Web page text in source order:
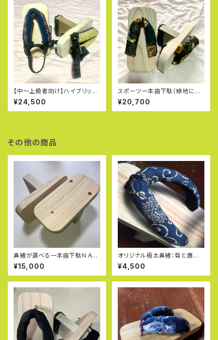
【中〜上級者向け】ハイブリッド
スポーツ一本歯下駄ＯＴＧ－２
（一本歯下駄専用ストラップ、超
極太鼻緒・スーパー耐摩耗タイ
¥24,500
スポーツ一本歯下駄（緑地に虎
柄の極太鼻緒付き：保護ゴム付
き）
¥20,700
その他の商品
鼻緒が選べる一本歯下駄ＮＡＮ
ＴＡＮ：ナンタン（Ｓ）
¥15,000
オリジナル極太鼻緒：菊と唐草
（完全ハンドメイド）
¥4,500